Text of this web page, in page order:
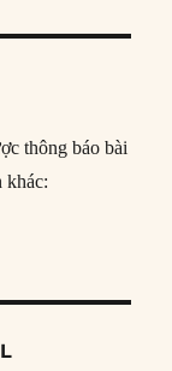
thông báo bài
khác: